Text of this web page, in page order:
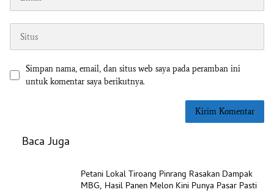
Simpan nama, email, dan situs web saya pada peramban ini
untuk komentar saya berikutnya.
Baca Juga
Petani Lokal Tiroang Pinrang Rasakan Dampak
MBG, Hasil Panen Melon Kini Punya Pasar Pasti